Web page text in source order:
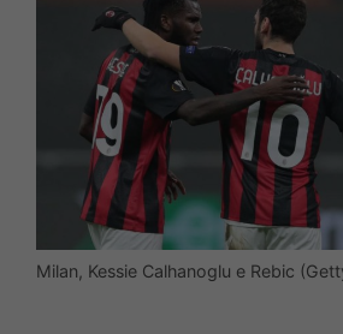
Milan, Kessie Calhanoglu e Rebic